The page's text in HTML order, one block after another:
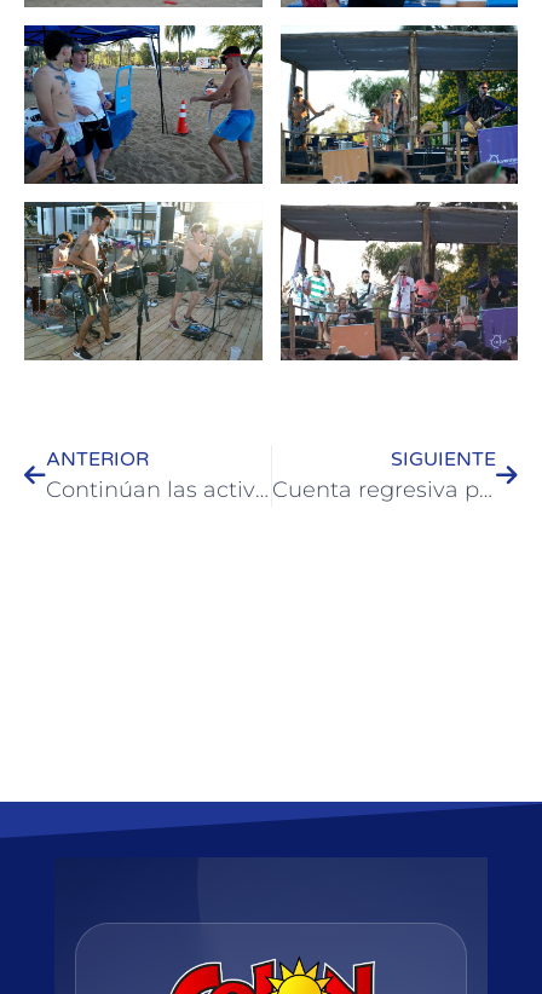
ANTERIOR
Continúan las actividades de la colonia de vacaciones municipal
SIGUIENTE
Cuenta regresiva para los Tradicionales Corsos Colonenses 2022